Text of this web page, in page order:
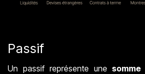
Passif
Un passif représente une somme